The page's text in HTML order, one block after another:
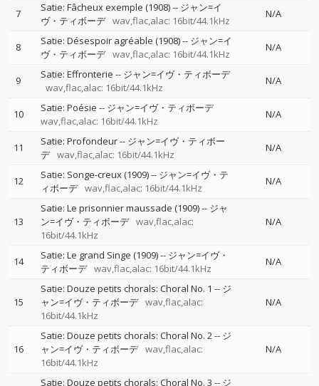
7 Satie: Fâcheux exemple (1908)-- ジャン=イ
ヴ・ティボーデ wav,flac,alac: 16bit/44.1kHz
N/A
8 Satie: Désespoir agréable (1908)-- ジャン=イ
ヴ・ティボーデ wav,flac,alac: 16bit/44.1kHz
N/A
9 Satie: Effronterie -- ジャン=イヴ・ティボーデ
wav,flac,alac: 16bit/44.1kHz
N/A
10 Satie: Poésie -- ジャン=イヴ・ティボーデ
wav,flac,alac: 16bit/44.1kHz
N/A
11 Satie: Profondeur-- ジャン=イヴ・ティボー
デ wav,flac,alac: 16bit/44.1kHz
N/A
12 Satie: Songe-creux (1909)-- ジャン=イヴ・テ
ィボーデ wav,flac,alac: 16bit/44.1kHz
N/A
13
Satie: Le prisonnier maussade (1909)-- ジャ
ン=イヴ・ティボーデ wav,flac,alac:
16bit/44.1kHz
N/A
14 Satie: Le grand Singe (1909)-- ジャン=イヴ・
ティボーデ wav,flac,alac: 16bit/44.1kHz
N/A
15
Satie: Douze petits chorals: Choral No. 1 -- ジ
ャン=イヴ・ティボーデ wav,flac,alac:
16bit/44.1kHz
N/A
16
Satie: Douze petits chorals: Choral No. 2-- ジ
ャン=イヴ・ティボーデ wav,flac,alac:
16bit/44.1kHz
N/A
Satie: Douze petits chorals: Choral No. 3 -- ジ